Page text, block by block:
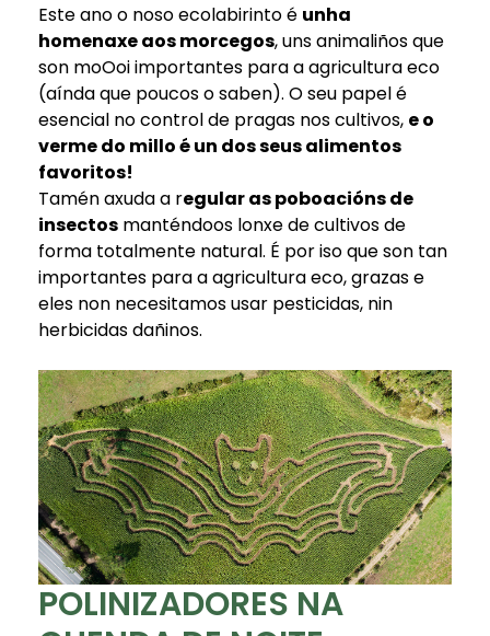
Este ano o noso ecolabirinto é unha
homenaxe aos morcegos, uns animaliños que
son moOoi importantes para a agricultura eco
(aínda que poucos o saben). O seu papel é
esencial no control de pragas nos cultivos, e o
verme do millo é un dos seus alimentos
favoritos!
Tamén axuda a regular as poboacións de
insectos manténdoos lonxe de cultivos de
forma totalmente natural. É por iso que son tan
importantes para a agricultura eco, grazas e
eles non necesitamos usar pesticidas, nin
herbicidas dañinos.
POLINIZADORES NA